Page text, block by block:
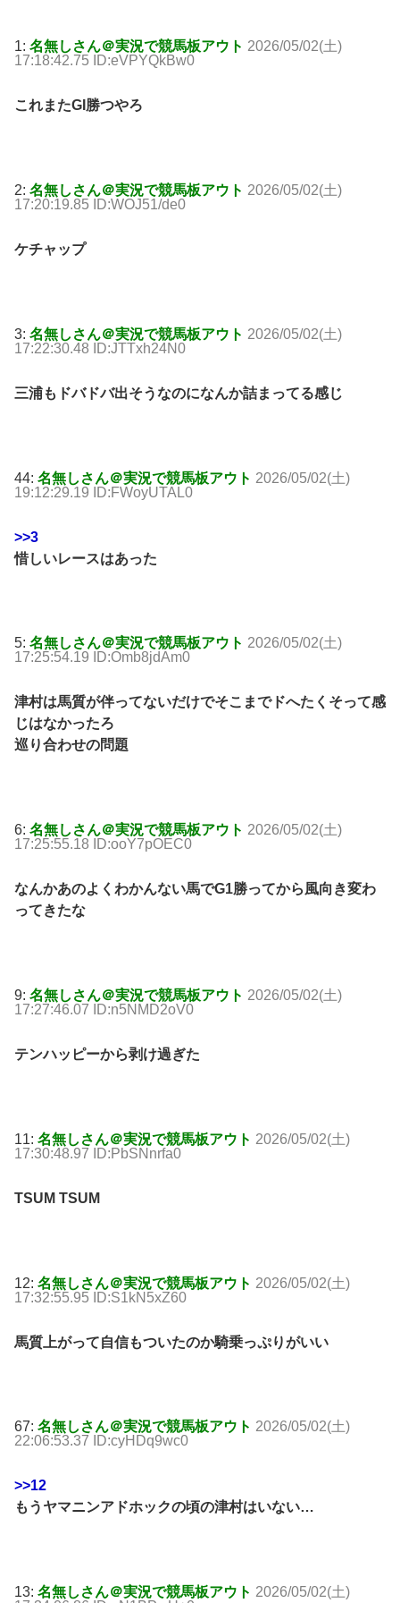
1: 名無しさん＠実況で競馬板アウト 2026/05/02(土)
17:18:42.75 ID:eVPYQkBw0
これまたGI勝つやろ
2: 名無しさん＠実況で競馬板アウト 2026/05/02(土)
17:20:19.85 ID:WOJ51/de0
ケチャップ
3: 名無しさん＠実況で競馬板アウト 2026/05/02(土)
17:22:30.48 ID:JTTxh24N0
三浦もドバドバ出そうなのになんか詰まってる感じ
44: 名無しさん＠実況で競馬板アウト 2026/05/02(土)
19:12:29.19 ID:FWoyUTAL0
>>3
惜しいレースはあった
5: 名無しさん＠実況で競馬板アウト 2026/05/02(土)
17:25:54.19 ID:Omb8jdAm0
津村は馬質が伴ってないだけでそこまでドへたくそって感
じはなかったろ
巡り合わせの問題
6: 名無しさん＠実況で競馬板アウト 2026/05/02(土)
17:25:55.18 ID:ooY7pOEC0
なんかあのよくわかんない馬でG1勝ってから風向き変わ
ってきたな
9: 名無しさん＠実況で競馬板アウト 2026/05/02(土)
17:27:46.07 ID:n5NMD2oV0
テンハッピーから剥け過ぎた
11: 名無しさん＠実況で競馬板アウト 2026/05/02(土)
17:30:48.97 ID:PbSNnrfa0
TSUM TSUM
12: 名無しさん＠実況で競馬板アウト 2026/05/02(土)
17:32:55.95 ID:S1kN5xZ60
馬質上がって自信もついたのか騎乗っぷりがいい
67: 名無しさん＠実況で競馬板アウト 2026/05/02(土)
22:06:53.37 ID:cyHDq9wc0
>>12
もうヤマニンアドホックの頃の津村はいない…
13: 名無しさん＠実況で競馬板アウト 2026/05/02(土)